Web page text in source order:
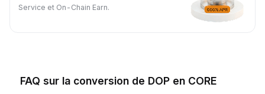
Service et On-Chain Earn.
FAQ sur la conversion de DOP en CORE